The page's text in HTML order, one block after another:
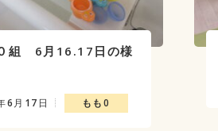
組 6月16.17日の様
6月17日 もも0